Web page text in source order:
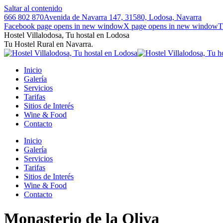
Saltar al contenido
666 802 870Avenida de Navarra 147, 31580, Lodosa, Navarra
Facebook page opens in new windowX page opens in new window
Hostel Villalodosa, Tu hostal en Lodosa
Tu Hostel Rural en Navarra.
Inicio
Galería
Servicios
Tarifas
Sitios de Interés
Wine & Food
Contacto
Inicio
Galería
Servicios
Tarifas
Sitios de Interés
Wine & Food
Contacto
Monasterio de la Oliva